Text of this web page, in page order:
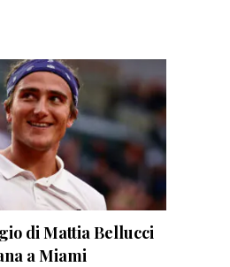
di Mattia Bellucci
a Miami